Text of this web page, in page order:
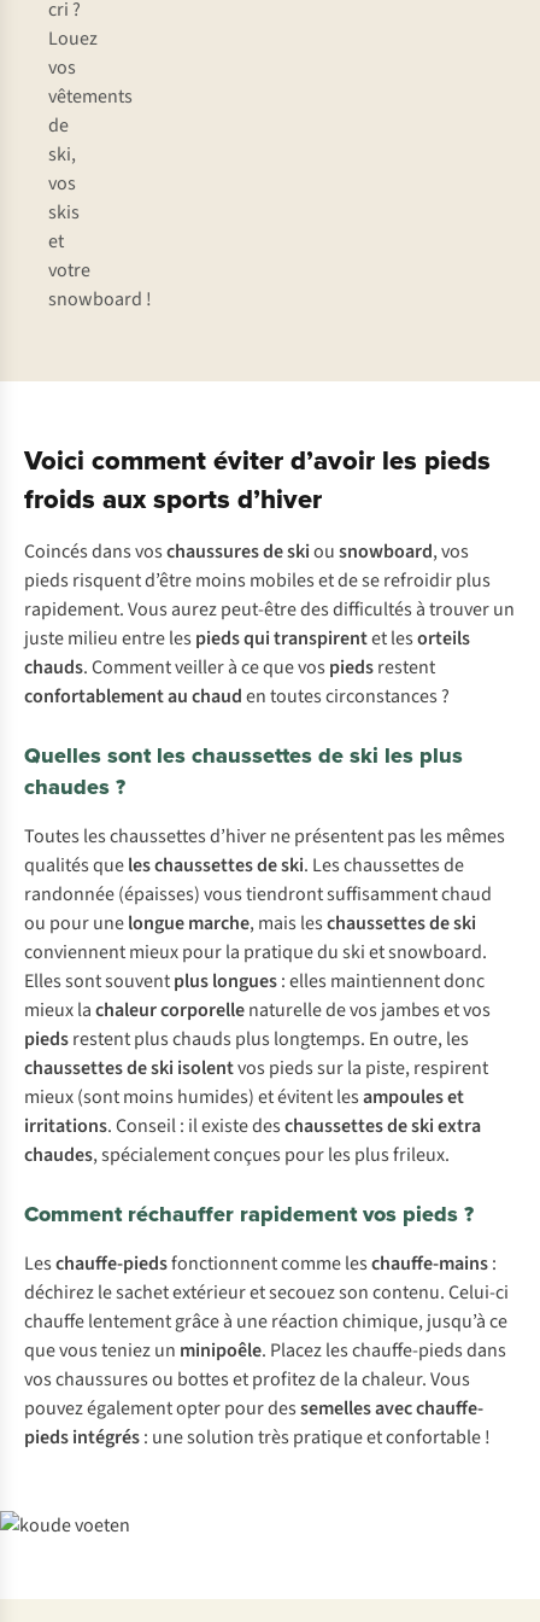
cri ?
Louez
vos
vêtements
de
ski,
vos
skis
et
votre
snowboard !
Voici comment éviter d’avoir les pieds
froids aux sports d’hiver
Coincés dans voschaussures deskiousnowboard, vos
pieds risquent d’être moins mobiles et de se refroidir plus
rapidement. Vous aurez peut-être des difficultés à trouver un
juste milieu entre les pieds qui transpirentet lesorteils
chauds. Comment veiller à ce que vos piedsrestent
confortablement au chauden toutes circonstances ?
Quelles sont les chaussettes de ski les plus
chaudes ?
Toutes les chaussettes d’hiver ne présentent pas les mêmes
qualités queles chaussettes de ski. Les chaussettes de
randonnée (épaisses) vous tiendront suffisamment chaud
ou pour unelongue marche, mais leschaussettes de ski
conviennent mieux pour la pratique du ski et snowboard.
Elles sont souventplus longues: elles maintiennent donc
mieux lachaleur corporellenaturelle de vos jambes et vos
piedsrestent plus chauds plus longtemps. En outre, les
chaussettes de ski isolentvos pieds sur la piste, respirent
mieux (sont moins humides) et évitent lesampoules et
irritations. Conseil : il existe deschaussettes de ski extra
chaudes, spécialement conçues pour les plus frileux.
Comment réchauffer rapidement vos pieds ?
Leschauffe-piedsfonctionnent comme leschauffe-mains:
déchirez le sachet extérieur et secouez son contenu. Celui-ci
chauffe lentement grâce à une réaction chimique, jusqu’à ce
que vous teniez un minipoêle. Placez les chauffe-pieds dans
vos chaussures ou bottes et profitez de la chaleur. Vous
pouvez également opter pour dessemelles avec chauffe-
pieds intégrés: une solution très pratique et confortable !